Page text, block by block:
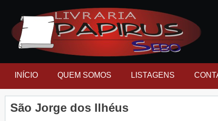
INÍCIO QUEM SOMOS LISTAGENS
São Jorge dos Ilhéus